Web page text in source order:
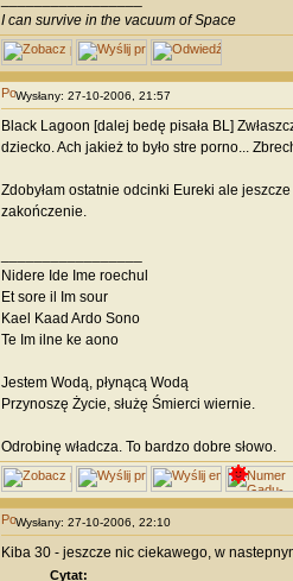
I can survive in the vacuum of Space
Wysłany: 27-10-2006, 21:57
Black Lagoon [dalej bedę pisała BL]
dziecko. Ach jakież to było stre porno...
Zdobyłam ostatnie odcinki Eureki ale
zakończenie.
Nidere Ide Ime roechul
Et sore il Im sour
Kael Kaad Ardo Sono
Te Im ilne ke aono
Jestem Wodą, płynącą Wodą
Przynoszę Życie, służę Śmierci wiernie.
Odrobinę władcza. To bardzo dobre słowo.
Wysłany: 27-10-2006, 22:10
Kiba 30 - jeszcze nic ciekawego, w
Cytat: